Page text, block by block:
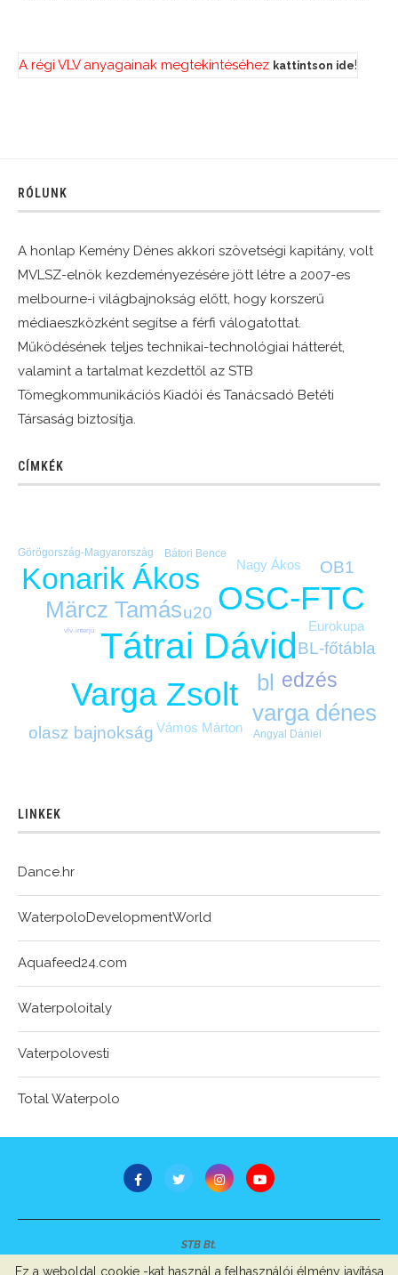
A régi VLV anyagainak megtekintéséhez kattintson ide!
RÓLUNK
A honlap Kemény Dénes akkori szövetségi kapitány, volt
MVLSZ-elnök kezdeményezésére jött létre a 2007-es
melbourne-i világbajnokság előtt, hogy korszerű
médiaeszközként segítse a férfi válogatottat.
Működésének teljes technikai-technológiai hátterét,
valamint a tartalmat kezdettől az STB
Tömegkommunikációs Kiadói és Tanácsadó Betéti
Társaság biztosítja.
CÍMKÉK
Tátrai Dávid
OSC-FTC
Varga Zsolt
Konarik Ákos
bl
Märcz Tamás
varga dénes
edzés
BL-főtábla
OB1
olasz bajnokság
u20
Eurokupa
Nagy Ákos
Vámos Márton Angyal Dániel
Bátori Bence
Görögország-Magyarország
vlv-interjú
LINKEK
Dance.hr
WaterpoloDevelopmentWorld
Aquafeed24.com
Waterpoloitaly
Vaterpolovesti
Total Waterpolo
STB Bt.
Minden jog fenntartva © 2007-2022
Ez a weboldal cookie -kat használ a felhasználói élmény javítása